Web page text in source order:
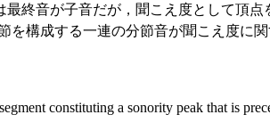
最終音が子音だが，聞こえ度として頂
構成する一連の分節音が聞こえ度に関
constituting a sonority peak that is